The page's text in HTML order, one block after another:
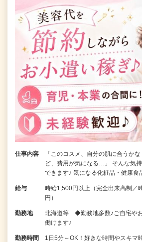
仕事内容
「このコスメ、自分の肌に合うか
ど、費用が気になる…」 そんな気
できます♪ 気になる化粧品・健康食
給与
時給1,500円以上（完全出来高制／
円）
勤務地
北海道等 ◆勤務地多数♪ご自宅や
働けます♪
勤務時間
1日5分～OK！好きな時間やスキ